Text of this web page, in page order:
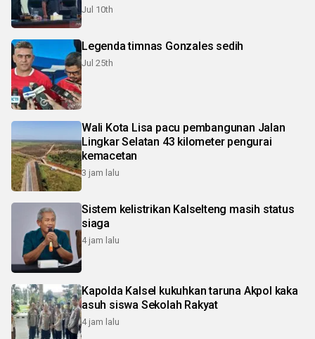
Jul 10th
Legenda timnas Gonzales sedih
Jul 25th
Wali Kota Lisa pacu pembangunan Jalan
Lingkar Selatan 43 kilometer pengurai
kemacetan
3 jam lalu
Sistem kelistrikan Kalselteng masih status
siaga
4 jam lalu
Kapolda Kalsel kukuhkan taruna Akpol kaka
asuh siswa Sekolah Rakyat
4 jam lalu